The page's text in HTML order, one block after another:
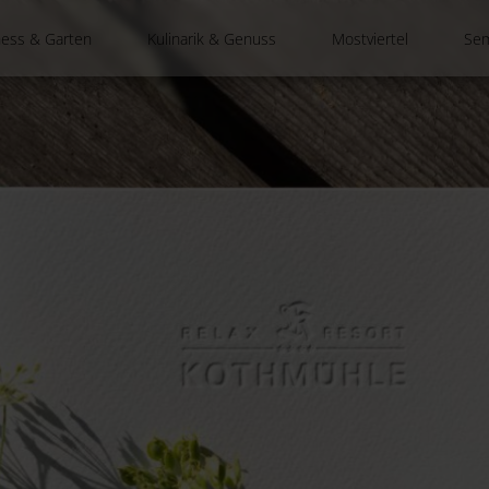
& Garten Kulinarik & Genuss Mostviertel